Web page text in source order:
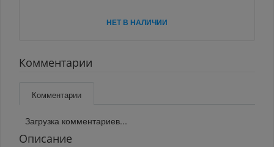
НЕТ В НАЛИЧИИ
Комментарии
Комментарии
Загрузка комментариев...
Описание